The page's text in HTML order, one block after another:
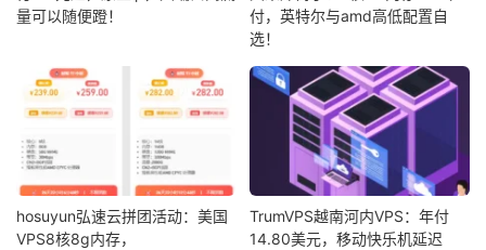
量可以随便蹬！
付，英特尔与amd高低配置自
选！
hosuyun弘速云拼团活动：美国
VPS8核8g内存，
TrumVPS越南河内VPS：年付
14.80美元，移动快乐机延迟